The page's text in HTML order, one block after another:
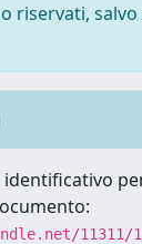
riservati, salvo
11311/